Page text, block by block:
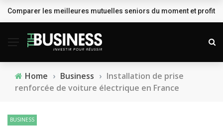
BREAKING NEWS
Comparer les meilleures mutuelles seniors du moment et
Home › Business › Installation de prise
renforcée de voiture électrique en France
BUSINESS